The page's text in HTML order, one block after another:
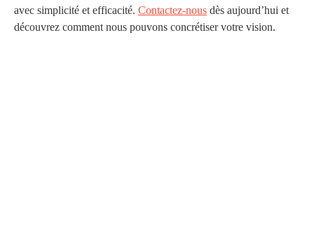
avec simplicité et efficacité. Contactez-nous dès aujourd’hui et
découvrez comment nous pouvons concrétiser votre vision.